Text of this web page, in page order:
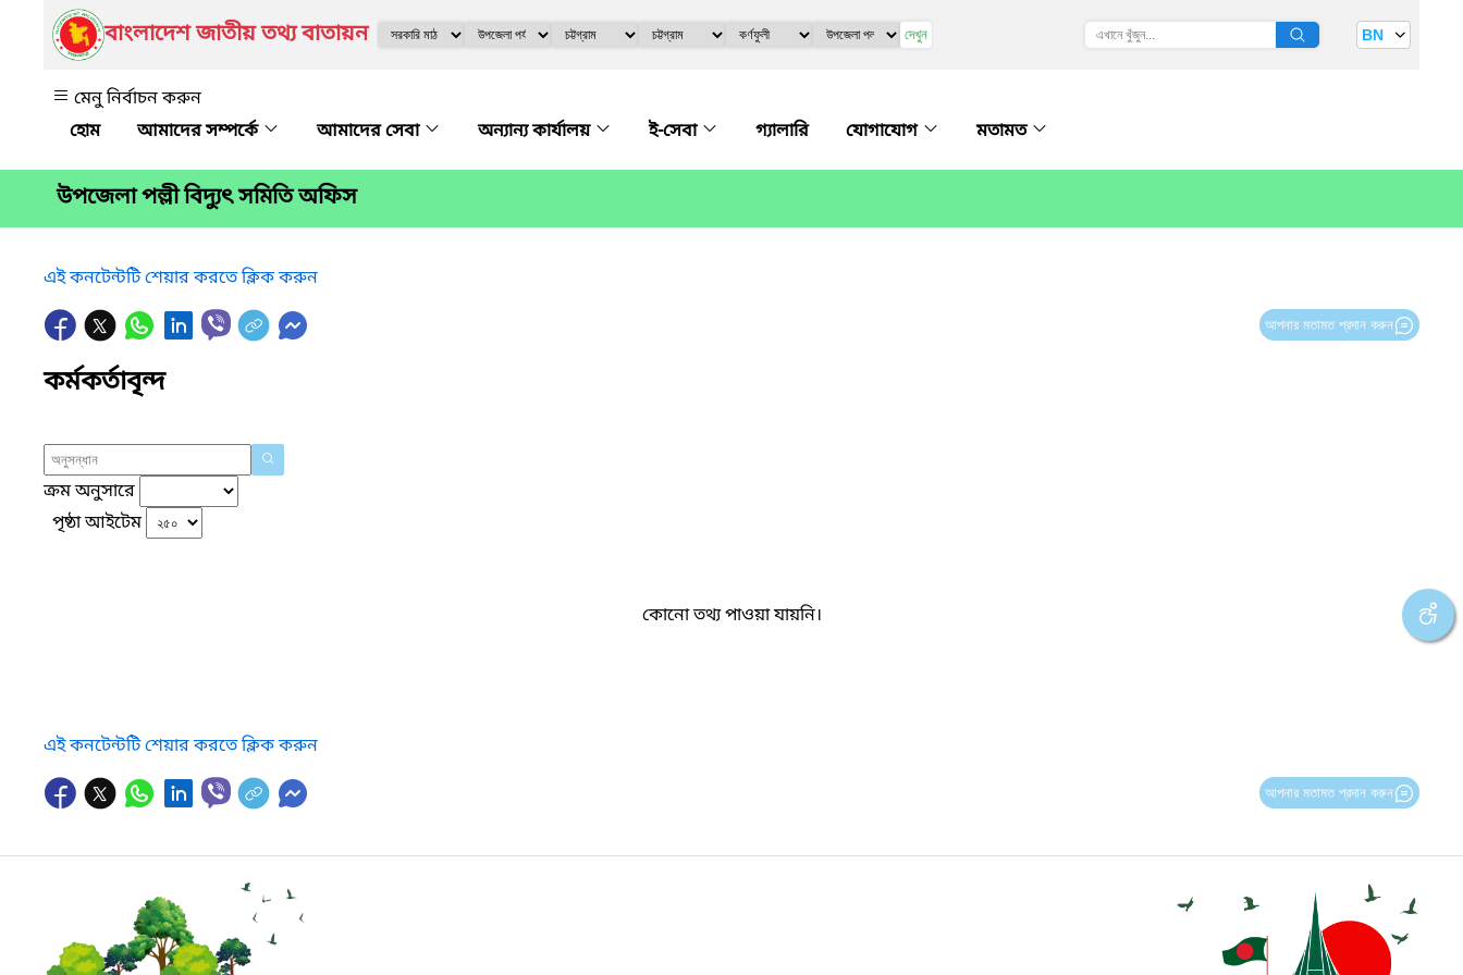
বাংলাদেশ জাতীয় তথ্য বাতায়ন দেখুন BN
মেনু নির্বাচন করুন
আমাদের সম্পর্কে
আমাদের সেবা অন্যান্য কার্যালয় ই-সেবা গ্যালারি যোগাযোগ মতামত
উপজেলা পল্লী বিদ্যুৎ সমিতি অফিস
এই কনটেন্টটি শেয়ার করতে ক্লিক করুন
আপনার মতামত প্রদান করুন
কর্মকর্তাবৃন্দ
ক্রম অনুসারে
পৃষ্ঠা আইটেম
কোনো তথ্য পাওয়া যায়নি।
এই কনটেন্টটি শেয়ার করতে ক্লিক করুন
আপনার মতামত প্রদান করুন